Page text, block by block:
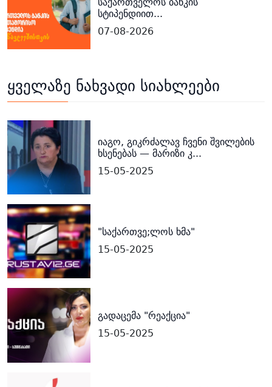
სტიპენდიით...
07-08-2026
ყველაზე ნახვადი სიახლეები
იაგო, გიკრძალავ ჩვენი შვილების
ხსენებას — მარიზი კ...
15-05-2025
"საქართვე;ლოს ხმა"
15-05-2025
გადაცემა "რეაქცია"
15-05-2025